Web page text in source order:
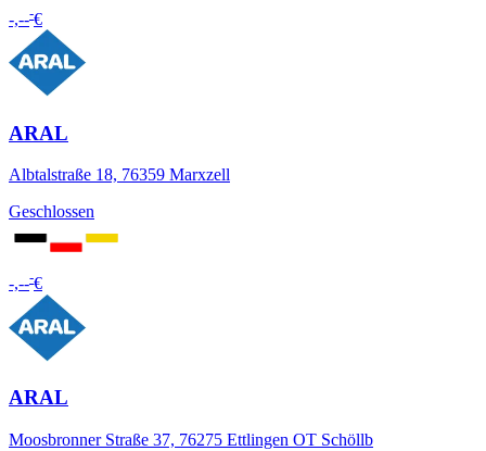
-,---€
ARAL
Albtalstraße 18, 76359 Marxzell
Geschlossen
-,---€
ARAL
Moosbronner Straße 37, 76275 Ettlingen OT Schöllb